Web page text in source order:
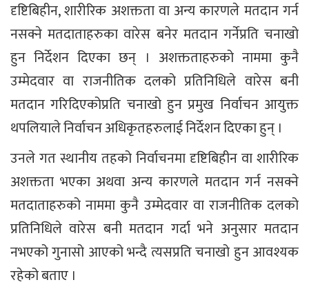
दृष्टिबिहीन, शारीरिक अशक्तता वा अन्य कारणले मतदान गर्न
नसक्ने मतदाताहरुका वारेस बनेर मतदान गर्नेप्रति चनाखो
हुन निर्देशन दिएका छन् । अशक्तताहरुको नाममा कुनै
उम्मेदवार वा राजनीतिक दलको प्रतिनिधिले वारेस बनी
मतदान गरिदिएकोप्रति चनाखो हुन प्रमुख निर्वाचन आयुक्त
थपलियाले निर्वाचन अधिकृतहरुलाई निर्देशन दिएका हुन् ।
उनले गत स्थानीय तहको निर्वाचनमा दृष्टिबिहीन वा शारीरिक
अशक्तता भएका अथवा अन्य कारणले मतदान गर्न नसक्ने
मतदाताहरुको नाममा कुनै उम्मेदवार वा राजनीतिक दलको
प्रतिनिधिले वारेस बनी मतदान गर्दा भने अनुसार मतदान
नभएको गुनासो आएको भन्दै त्यसप्रति चनाखो हुन आवश्यक
रहेको बताए ।